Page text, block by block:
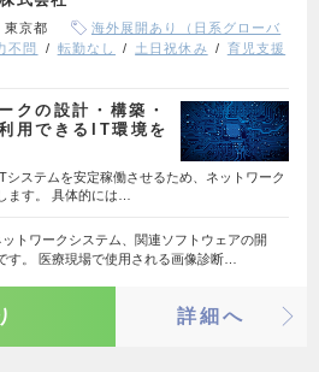
東京都
海外展開あり（日系グローバ
不問 転勤なし 土日祝休み
育児支援
クの設計・構築・
用できるIT環境を
ステムを安定稼働させるため、ネットワーク
ます。 具体的には…
トワークシステム、関連ソフトウェアの開
す。 医療現場で使用される画像診断…
詳細へ